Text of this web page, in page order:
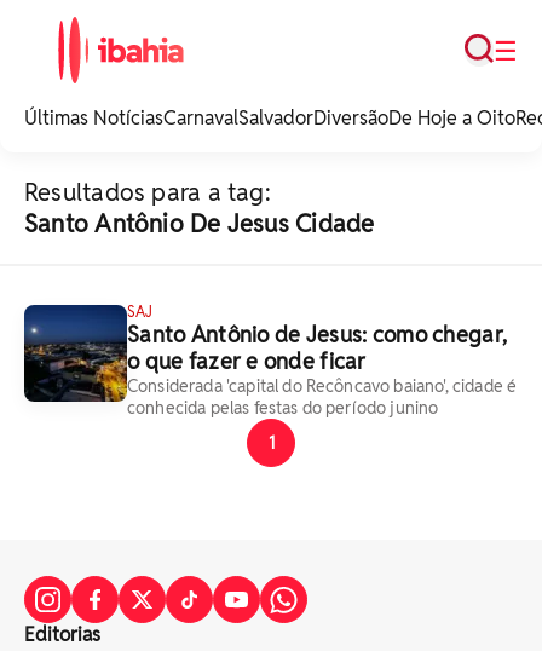
noticias e
☰
Busca
Últimas NotíciasCarnavalSalvadorDiversãoDe Hoje a Oito
Resultados para a tag:
Santo Antônio De Jesus Cidade
SAJ
Santo Antônio de Jesus: como chegar,
o que fazer e onde ficar
Considerada 'capital do Recôncavo baiano', cidade é
conhecida pelas festas do período junino
1
Editorias